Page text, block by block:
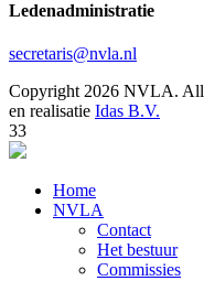
Ledenadministratie
secretaris@nvla.nl
Copyright 2026 NVLA.
en realisatie Idas B.V.
33
Home
NVLA
Contact
Het bestuur
Commissies